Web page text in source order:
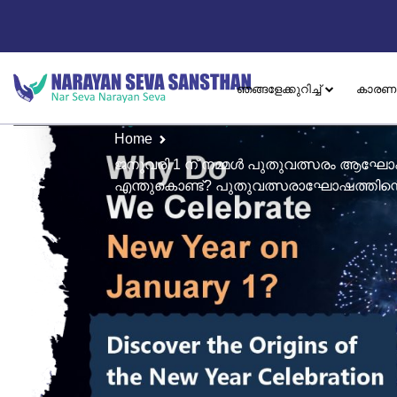
ഞങ്ങളേക്കുറിച്ച്
Home
ജനുവരി 1 ന് നമ്മൾ പുതുവത്സരം
എന്തുകൊണ്ട്?